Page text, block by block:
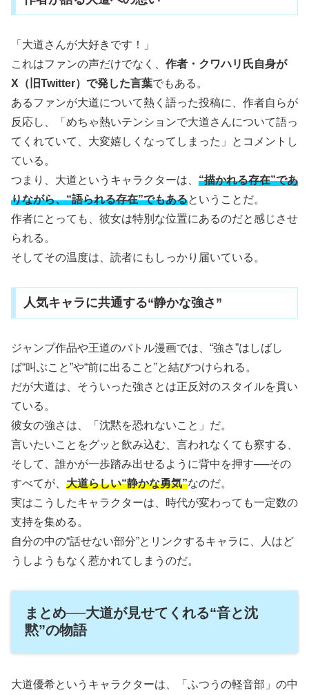
「大道さんが大好きです！」
これはファンの声だけでなく、 作者・クワハリ氏自身が
X（旧Twitter）で発した言葉でもある。
あるファンが大道について熱く語った投稿に、作者自らが
反応し、「めちゃ熱いテンションで大道さんについて語っ
てくれていて、大変嬉しくなってしまった」とコメントし
ている。
つまり、大道というキャラクターは、 “描かれる存在”であ
りながら、“語られる存在”でもあるということだ。
作者にとっても、彼女は特別な位置にあるのだと感じさせ
られる。
そしてその温度は、読者にもしっかり届いている。
人気キャラに共通する“静かな強さ”
ジャンプ作品や王道のバトル漫画では、“強さ”はしばし
ば“叫ぶこと”や“前に出ること”と結びつけられる。
だが大道は、そういった強さとは正反対のスタイルを貫い
ている。
彼女の強さは、「沈黙を恐れないこと」だ。
言いたいことをグッと飲み込む、言われなくても察する、
そして、誰かが一歩踏み出せるように背中を押す──その
すべてが、 大道らしい“静かな勇気”なのだ。
実はこうしたキャラクターは、時代が変わっても一定数の
支持を集める。
自分の中の“話せない部分”とリンクするキャラに、人はど
うしようもなく惹かれてしまうのだ。
まとめ──大道が見せてくれる“音と沈
黙”の物語
大道優希というキャラクターは、「ふつうの軽音部」の中